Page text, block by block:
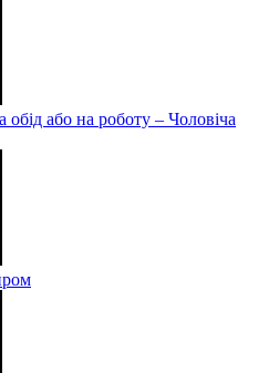
обід або на роботу – Чоловіча